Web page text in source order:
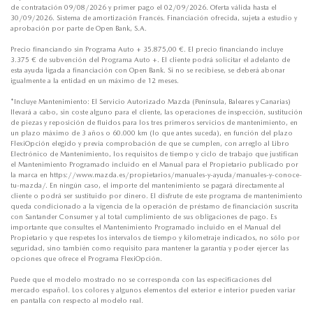
de contratación 09/08/2026 y primer pago el 02/09/2026. Oferta válida hasta el
30/09/2026. Sistema de amortización Francés. Financiación ofrecida, sujeta a estudio y
aprobación por parte de Open Bank, S.A.
Precio financiando sin Programa Auto + 35.875,00 €. El precio financiando incluye
3.375 € de subvención del Programa Auto +. El cliente podrá solicitar el adelanto de
esta ayuda ligada a financiación con Open Bank. Si no se recibiese, se deberá abonar
igualmente a la entidad en un máximo de 12 meses.
*Incluye Mantenimiento: El Servicio Autorizado Mazda (Península, Baleares y Canarias)
llevará a cabo, sin coste alguno para el cliente, las operaciones de inspección, sustitución
de piezas y reposición de fluidos para los tres primeros servicios de mantenimiento, en
un plazo máximo de 3 años o 60.000 km (lo que antes suceda), en función del plazo
FlexiOpción elegido y previa comprobación de que se cumplen, con arreglo al Libro
Electrónico de Mantenimiento, los requisitos de tiempo y ciclo de trabajo que justifican
el Mantenimiento Programado incluido en el Manual para el Propietario publicado por
la marca en https://www.mazda.es/propietarios/manuales-y-ayuda/manuales-y-conoce-
tu-mazda/. En ningún caso, el importe del mantenimiento se pagará directamente al
cliente o podrá ser sustituido por dinero. El disfrute de este programa de mantenimiento
queda condicionado a la vigencia de la operación de préstamo de financiación suscrita
con Santander Consumer y al total cumplimiento de sus obligaciones de pago. Es
importante que consultes el Mantenimiento Programado incluido en el Manual del
Propietario y que respetes los intervalos de tiempo y kilometraje indicados, no sólo por
seguridad, sino también como requisito para mantener la garantía y poder ejercer las
opciones que ofrece el Programa FlexiOpción.
Puede que el modelo mostrado no se corresponda con las especificaciones del
mercado español. Los colores y algunos elementos del exterior e interior pueden variar
en pantalla con respecto al modelo real.